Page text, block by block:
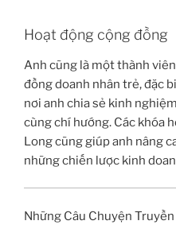
Hoạt động cộng đồng
Anh cũng là một thành
đồng doanh nhân trẻ, đặc
nơi anh chia sẻ kinh
cùng chí hướng. Các khóa
Long cũng giúp anh nâng
những chiến lược kinh
Những Câu Chuyện